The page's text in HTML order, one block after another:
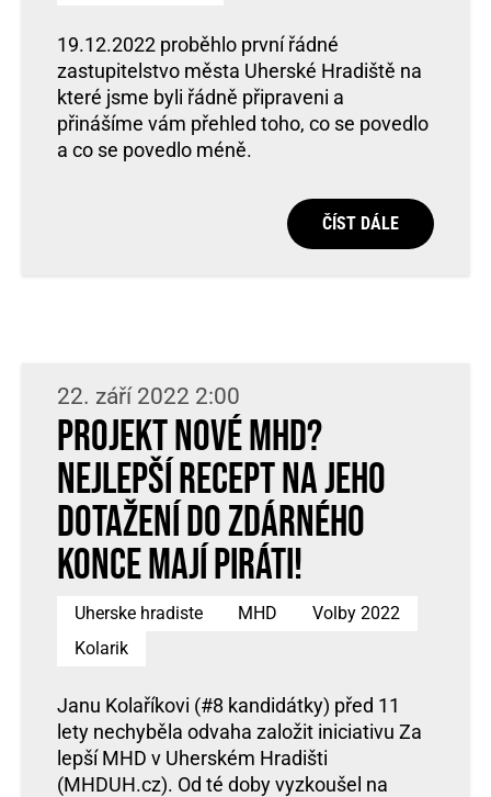
19.12.2022 proběhlo první řádné
zastupitelstvo města Uherské Hradiště na
které jsme byli řádně připraveni a
přinášíme vám přehled toho, co se povedlo
a co se povedlo méně.
ČÍST DÁLE
22. září 2022 2:00
Projekt nové MHD?
Nejlepší recept na jeho
dotažení do zdárného
konce mají Piráti!
Uherske hradiste MHD
Volby 2022
Kolarik
Janu Kolaříkovi (#8 kandidátky) před 11
lety nechyběla odvaha založit iniciativu Za
lepší MHD v Uherském Hradišti
(MHDUH.cz). Od té doby vyzkoušel na